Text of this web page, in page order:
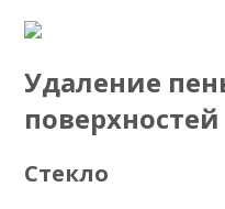
Удаление
поверхностей
Стекло